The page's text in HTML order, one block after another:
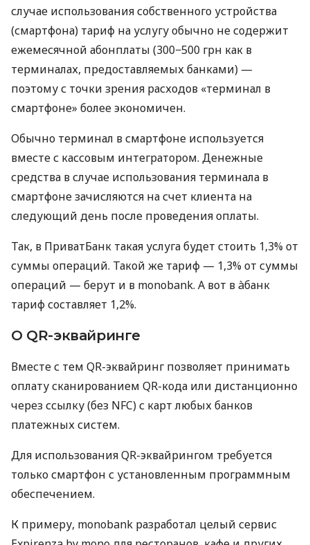
случае использования собственного устройства
(смартфона) тариф на услугу обычно не содержит
ежемесячной абонплаты (300−500 грн как в
терминалах, предоставляемых банками) —
поэтому с точки зрения расходов «терминал в
смартфоне» более экономичен.
Обычно терминал в смартфоне используется
вместе с кассовым интегратором. Денежные
средства в случае использования терминала в
смартфоне зачисляются на счет клиента на
следующий день после проведения оплаты.
Так, в ПриватБанк такая услуга будет стоить 1,3% от
суммы операций. Такой же тариф — 1,3% от суммы
операций — берут и в monobank. А вот в àбанк
тариф составляет 1,2%.
О QR-эквайринге
Вместе с тем QR-эквайринг позволяет принимать
оплату сканированием QR-кода или дистанционно
через ссылку (без NFC) с карт любых банков
платежных систем.
Для использования QR-эквайрингом требуется
только смартфон с установленным программным
обеспечением.
К примеру, monobank разработал целый сервис